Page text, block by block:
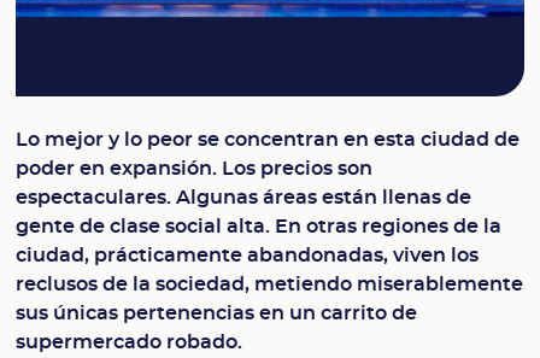
Lo mejor y lo peor se concentran en esta ciudad de
poder en expansión. Los precios son
espectaculares. Algunas áreas están llenas de
gente de clase social alta. En otras regiones de la
ciudad, prácticamente abandonadas, viven los
reclusos de la sociedad, metiendo miserablemente
sus únicas pertenencias en un carrito de
supermercado robado.